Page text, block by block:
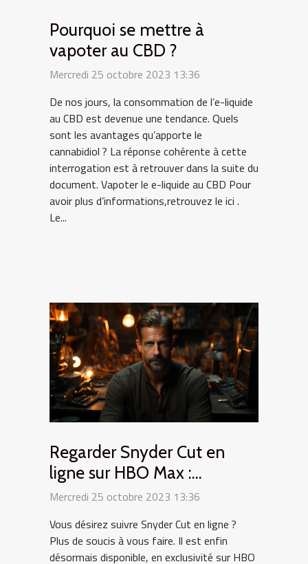
Pourquoi se mettre à
vapoter au CBD ?
Mercredi 25 octobre 2023 13:36
De nos jours, la consommation de l’e-liquide
au CBD est devenue une tendance. Quels
sont les avantages qu’apporte le
cannabidiol ? La réponse cohérente à cette
interrogation est à retrouver dans la suite du
document. Vapoter le e-liquide au CBD Pour
avoir plus d’informations,retrouvez le ici .
Le...
Regarder Snyder Cut en
ligne sur HBO Max :
comment s’y prendre ?
Mercredi 25 octobre 2023 13:36
Vous désirez suivre Snyder Cut en ligne ?
Plus de soucis à vous faire. Il est enfin
désormais disponible, en exclusivité sur HBO